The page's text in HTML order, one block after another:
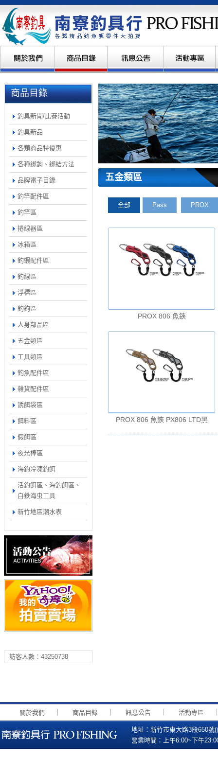
商品目錄
釣具新聞/比賽活動
釣具新品
各類商品特優惠
各種綁鉤、綁結方法
品牌電子目錄
釣竿配件區
釣竿區
捲線器區
冰箱區
釣蝦配件區
釣線區
浮標區
釣鉤區
人身部品區
五金類區
工具類區
釣魚配件區
雜貨配件區
誘餌袋區
餌料區
假餌區
夜光棒區
海釣冷凍釣餌
活釣餌區、海釣餌區、
白鉄海虫工具
新竹地區潮水表
訪客人數：43250738
五金類區
全部 Pass PROX
PROX 806 魚鋏
PROX 806 魚鋏 PX806 LTD黑
關於我們 商品目錄 訊息公告 活動專區
地址：新竹市東大路3段650
營業時間：上午6:00~下午